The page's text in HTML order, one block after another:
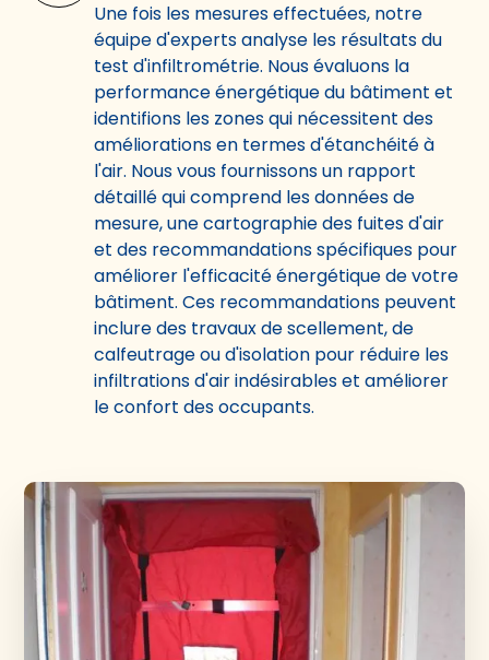
Une fois les mesures effectuées, notre
équipe d'experts analyse les résultats du
test d'infiltrométrie. Nous évaluons la
performance énergétique du bâtiment et
identifions les zones qui nécessitent des
améliorations en termes d'étanchéité à
l'air. Nous vous fournissons un rapport
détaillé qui comprend les données de
mesure, une cartographie des fuites d'air
et des recommandations spécifiques pour
améliorer l'efficacité énergétique de votre
bâtiment. Ces recommandations peuvent
inclure des travaux de scellement, de
calfeutrage ou d'isolation pour réduire les
infiltrations d'air indésirables et améliorer
le confort des occupants.